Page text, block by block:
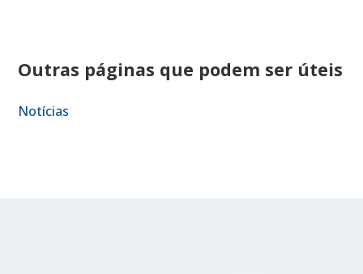
Outras páginas que podem ser úteis
Notícias